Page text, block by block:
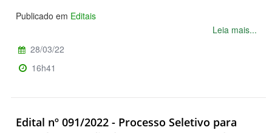
Publicado em Editais
Leia mais...
28/03/22
16h41
Edital nº 091/2022 - Processo Seletivo para